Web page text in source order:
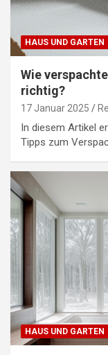
HAUS UND GARTEN
Wie
richtig?
17 Januar 2025
In diesem Artikel
Tipps zum
HAUS UND GARTEN